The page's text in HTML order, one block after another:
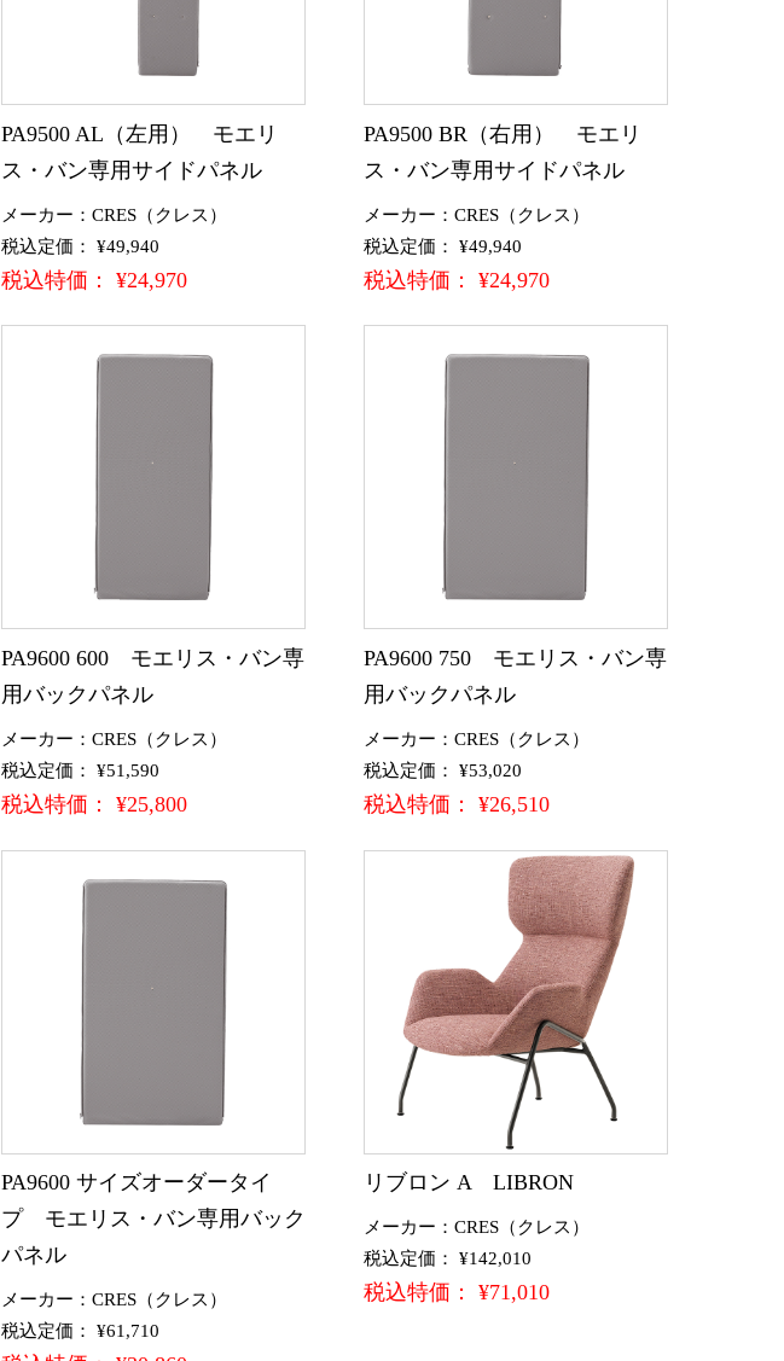
PA9500 AL（左用） モエリ
ス・バン専用サイドパネル
メーカー：CRES（クレス）
税込定価： ¥49,940
税込特価： ¥24,970
PA9500 BR（右用） モエリ
ス・バン専用サイドパネル
メーカー：CRES（クレス）
税込定価： ¥49,940
税込特価： ¥24,970
PA9600 600 モエリス・バン専
用バックパネル
メーカー：CRES（クレス）
税込定価： ¥51,590
税込特価： ¥25,800
PA9600 750 モエリス・バン専
用バックパネル
メーカー：CRES（クレス）
税込定価： ¥53,020
税込特価： ¥26,510
PA9600 サイズオーダータイ
プ モエリス・バン専用バック
パネル
メーカー：CRES（クレス）
税込定価： ¥61,710
リブロン A LIBRON
メーカー：CRES（クレス）
税込定価： ¥142,010
税込特価： ¥71,010